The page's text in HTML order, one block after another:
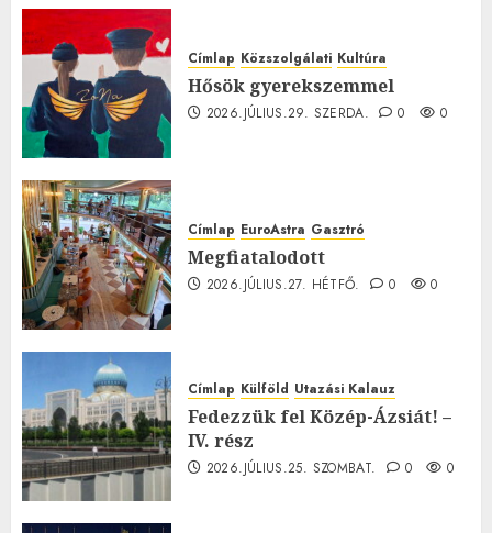
Címlap Közszolgálati Kultúra
Hősök gyerekszemmel
2026.JÚLIUS.29. SZERDA. 0 0
Címlap EuroAstra Gasztró
Megfiatalodott
2026.JÚLIUS.27. HÉTFŐ. 0 0
Címlap Külföld Utazási Kalauz
Fedezzük fel Közép-Ázsiát! –
IV. rész
2026.JÚLIUS.25. SZOMBAT. 0 0